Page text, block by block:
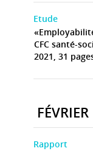
Etude
CFC santé-
2021, 31
FÉVRIER
Rapport